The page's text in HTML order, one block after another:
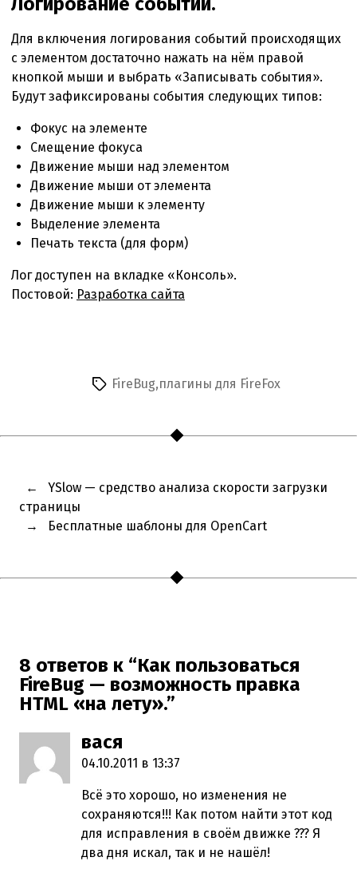
Для включения логирования событий происходящих
с элементом достаточно нажать на нём правой
кнопкой мыши и выбрать «Записывать события».
Будут зафиксированы события следующих типов:
Фокус на элементе
Смещение фокуса
Движение мыши над элементом
Движение мыши от элемента
Движение мыши к элементу
Выделение элемента
Печать текста (для форм)
Лог доступен на вкладке «Консоль».
Постовой: Разработка сайта
Метки
FireBug,плагины для FireFox
←
YSlow — средство анализа скорости загрузки
страницы
→
Бесплатные шаблоны для OpenCart
8 ответов к “Как пользоваться
FireBug — возможность правка
HTML «на лету».”
вася
04.10.2011 в 13:37
Всё это хорошо, но изменения не
сохраняются!!! Как потом найти этот код
для исправления в своём движке ??? Я
два дня искал, так и не нашёл!